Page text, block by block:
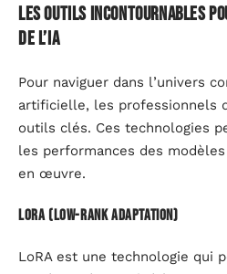
Les outils incontournables
de l’IA
Pour naviguer dans l’univers
artificielle, les professionnels
outils clés. Ces technologies
les performances des
en œuvre.
LoRA (Low-Rank Adaptation)
LoRA est une technologie qui